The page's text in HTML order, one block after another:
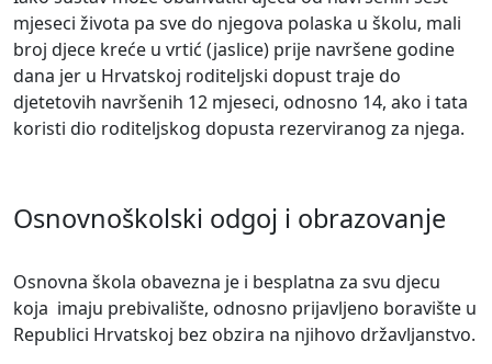
mjeseci života pa sve do njegova polaska u školu, mali
broj djece kreće u vrtić (jaslice) prije navršene godine
dana jer u Hrvatskoj roditeljski dopust traje do
djetetovih navršenih 12 mjeseci, odnosno 14, ako i tata
koristi dio roditeljskog dopusta rezerviranog za njega.
Osnovnoškolski odgoj i obrazovanje
Osnovna škola obavezna je i besplatna za svu djecu
koja imaju prebivalište, odnosno prijavljeno boravište u
Republici Hrvatskoj bez obzira na njihovo državljanstvo.